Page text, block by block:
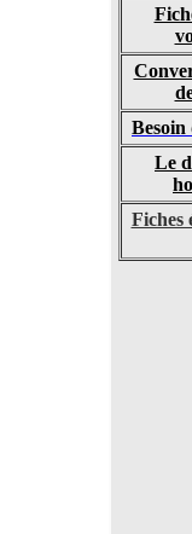
Besoin
Le
Fiches